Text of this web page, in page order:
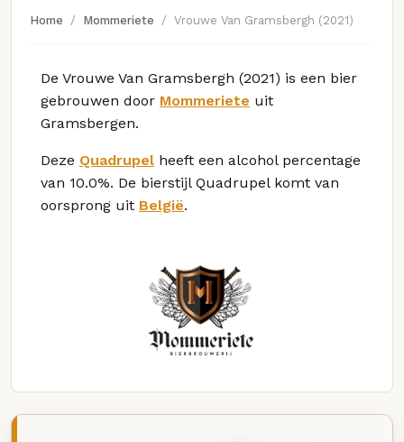
Home Mommeriete Vrouwe Van Gramsbergh (2021)
De Vrouwe Van Gramsbergh (2021) is een bier
gebrouwen door Mommeriete uit
Gramsbergen.
Deze Quadrupel heeft een alcohol percentage
van 10.0%. De bierstijl Quadrupel komt van
oorsprong uit België.